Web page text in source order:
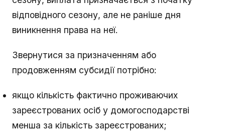
відповідного сезону, але не раніше дня
виникнення права на неї.
Звернутися за призначенням або
продовженням субсидії потрібно:
якщо кількість фактично проживаючих
зареєстрованих осіб у домогосподарстві
менша за кількість зареєстрованих;